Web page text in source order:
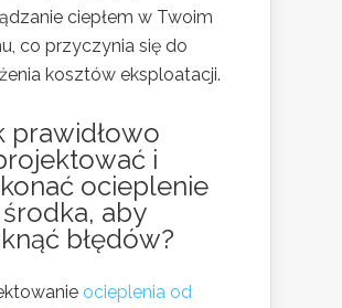
ciepłem w Twoim
co przyczynia się do
kosztów eksploatacji.
prawidłowo
i
ocieplenie
aby
błędów?
ocieplenia od